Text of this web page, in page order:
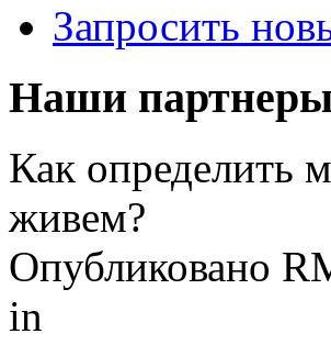
Запросить
Наши
Как определить
живем?
Опубликовано
in